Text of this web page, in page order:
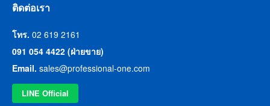
ติดต่อเรา
โทร. 02 619 2161
091 054 4422 (ฝ่ายขาย)
Email. sales@professional-one.com
LINE Official